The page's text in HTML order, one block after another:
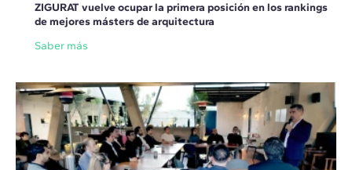
ZIGURAT vuelve ocupar la primera posición en los rankings
de mejores másters de arquitectura
Saber más